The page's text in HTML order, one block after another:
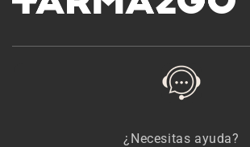
¿Necesitas ayuda?